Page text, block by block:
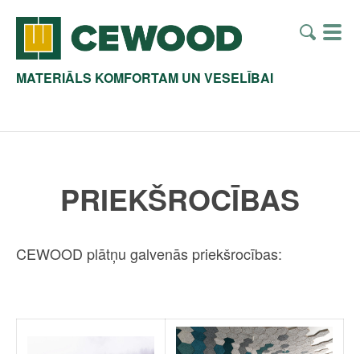
MATERIĀLS KOMFORTAM UN VESELĪBAI
PRIEKŠROCĪBAS
CEWOOD plātņu galvenās priekšrocības: